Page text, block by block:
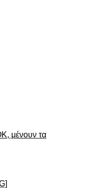
μένουν τα